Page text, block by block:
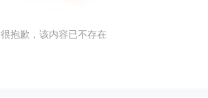
很抱歉，该内容已不存在